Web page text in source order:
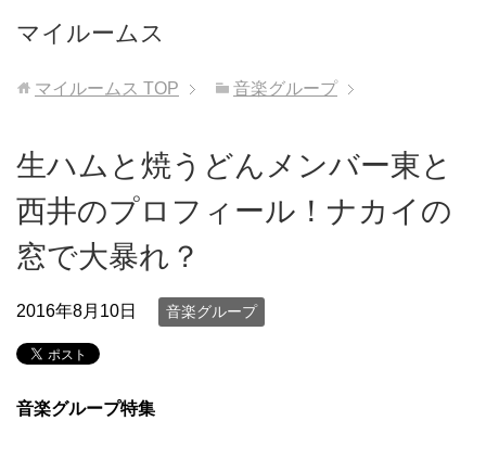
マイルームス
マイルームス TOP 音楽グループ
生ハムと焼うどんメンバー東と
西井のプロフィール！ナカイの
窓で大暴れ？
2016年8月10日 音楽グループ
音楽グループ特集